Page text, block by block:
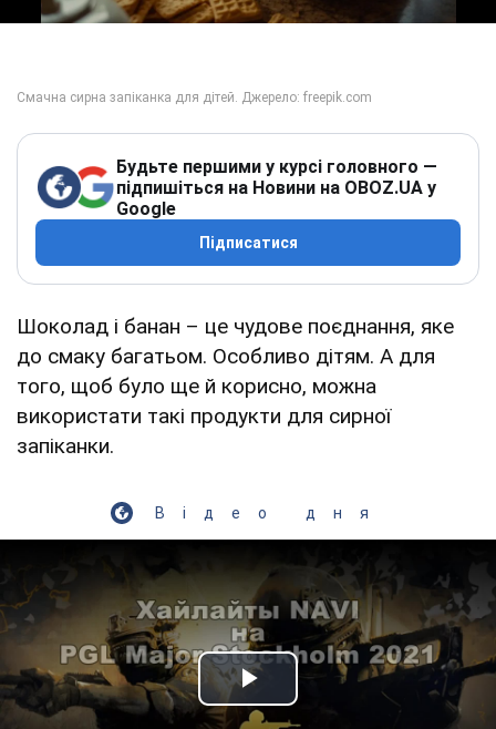
Будьте першими у курсі головного —
підпишіться на Новини на OBOZ.UA у
Google
Підписатися
Шоколад і банан – це чудове поєднання, яке
до смаку багатьом. Особливо дітям. А для
того, щоб було ще й корисно, можна
використати такі продукти для сирної
запіканки.
Відео дня
Play Video